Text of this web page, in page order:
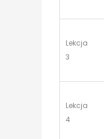
Lekcja
3
Lekcja
4